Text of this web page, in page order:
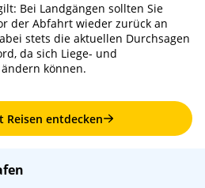
Bei Landgängen sollten Sie
der Abfahrt wieder zurück an
stets die aktuellen Durchsagen
da sich Liege- und
können.
Reisen entdecken